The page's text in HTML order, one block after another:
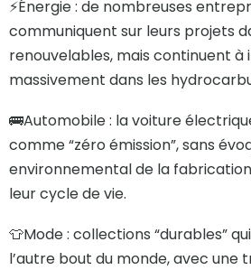
⚡️Énergie : de nombreuses
communiquent sur leurs projets
renouvelables, mais continuent à
massivement dans les
🚌Automobile : la voiture
comme “zéro émission”, sans
environnemental de la
leur cycle de vie.
👕Mode : collections “durables”
l’autre bout du monde, avec une